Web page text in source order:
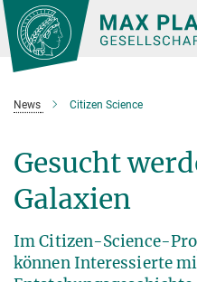
Hauptinhalt
News Citizen Science
Gesucht
Galaxien
Im Citizen-Science-
können Interessierte